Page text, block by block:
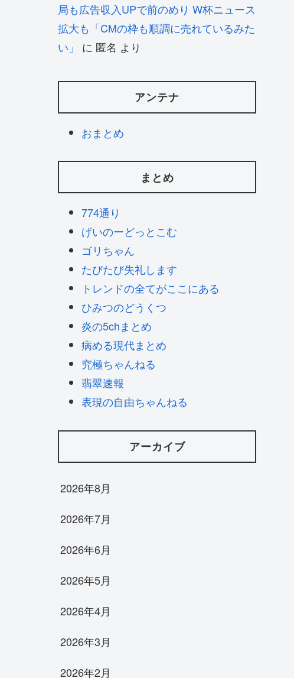
局も広告収入UPで前のめり W杯ニュース
拡大も「CMの枠も順調に売れているみた
い」
に 匿名 より
アンテナ
おまとめ
まとめ
774通り
げいのーどっとこむ
ゴリちゃん
たびたび失礼します
トレンドの全てがここにある
ひみつのどうくつ
炎の5chまとめ
病める現代まとめ
究極ちゃんねる
翡翠速報
表現の自由ちゃんねる
アーカイブ
2026年8月
2026年7月
2026年6月
2026年5月
2026年4月
2026年3月
2026年2月